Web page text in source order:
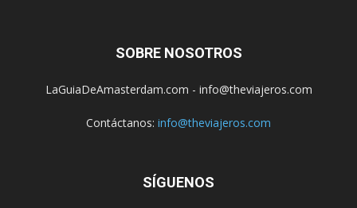
SOBRE NOSOTROS
LaGuiaDeAmasterdam.com - info@theviajeros.com
Contáctanos: info@theviajeros.com
SÍGUENOS